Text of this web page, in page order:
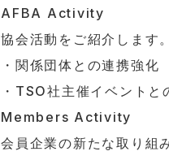
AFBA Activity
協会活動をご紹介します。
・関係団体との連携強化
・TSO社主催イベントと
Members Activity
会員企業の新たな取り組